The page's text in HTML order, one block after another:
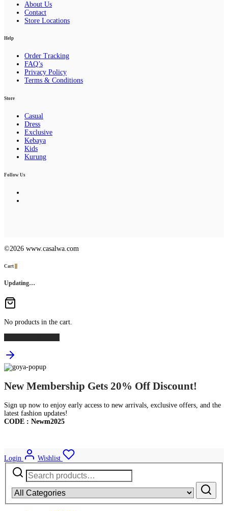
About Us
Contact
Store Locations
Help
Order Tracking
FAQ’s
Privacy Policy
Terms & Conditions
Store
Casual
Dress
Exclusive
Kebaya
Kids
Kurung
Follow Us
©2026 www.casalwa.com
Cart
Updating…
No products in the cart.
New Membership Gets 20% Off Discount!
Sign up now to enjoy early access to new arrivals, exclusive offers, and the
latest fashion updates!
CODE : Newm2025
Login
Wishlist
Search
for: